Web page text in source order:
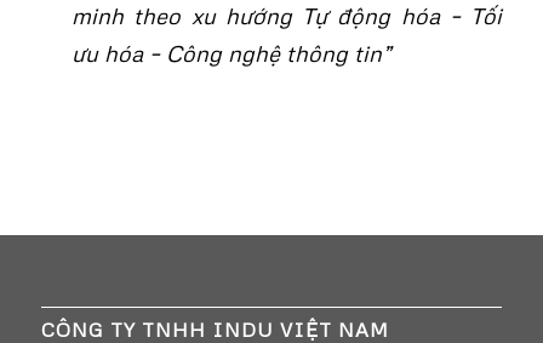
minh theo xu hướng Tự động hóa – Tối
ưu hóa – Công nghệ thông tin”
CÔNG TY TNHH INDU VIỆT NAM